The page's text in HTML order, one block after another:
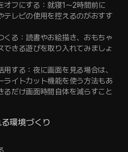
オフにする：就寝1〜2時間前に
テレビの使用を控えるのがおすす
くる：読書やお絵描き、おもちゃ
できる遊びを取り入れてみましょ
する：夜に画面を見る場合は、
ライトカット機能を使う方法もあ
るだけ画面時間自体を減らすこと
環境づくり